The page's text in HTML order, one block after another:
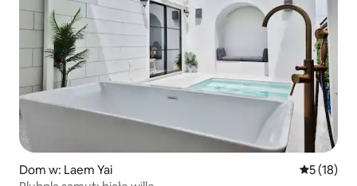
Dom w: Laem Yai Średnia
5 (18)